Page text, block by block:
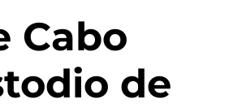
Cabo
de